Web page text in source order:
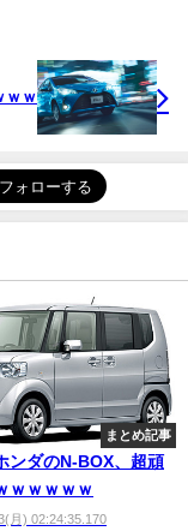
ｗｗ
まとめ記事
ンダのN-BOX、超頑
ｗｗｗｗｗ
月) 02:24:35.170